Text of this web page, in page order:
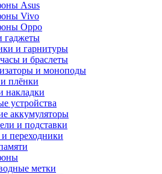
Asus
Vivo
Oppo
гаджеты
и гарнитуры
и браслеты
и моноподы
плёнки
накладки
устройства
аккумуляторы
и подставки
переходники
метки